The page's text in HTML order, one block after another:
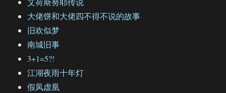
大佬饼和大佬四不得不说的故事
旧欢似梦
南城旧事
3+1=5?!
江湖夜雨十年灯
假凤虚凰